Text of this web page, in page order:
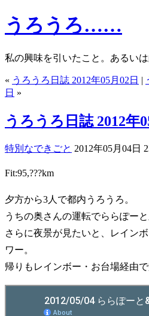
うろうろ……
私の興味を引いたこと。あるいは
« うろうろ日誌 2012年05月02日 |
日 »
うろうろ日誌 2012年
特別なできごと 2012年05月04日
Fit:95,???km
夕方から3人で都内うろうろ。
うちの奥さんの運転でららぽーと
さらに夜景が見たいと、レイン
ワー。
帰りもレインボー・お台場経由で